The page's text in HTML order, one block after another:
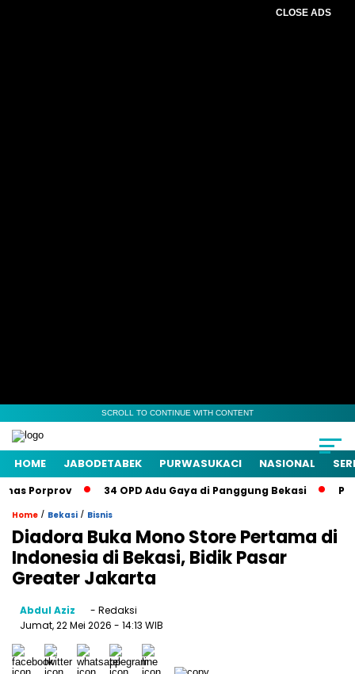
CLOSE ADS
SCROLL TO CONTINUE WITH CONTENT
HOME JABODETABEK PURWASUKACI NASIONAL
Porprov 34 OPD Adu Gaya di Panggung Bekasi
Home / Bekasi / Bisnis
Diadora Buka Mono Store Pertama di
Indonesia di Bekasi, Bidik Pasar
Greater Jakarta
Abdul Aziz
- Redaksi
Jumat, 22 Mei 2026 - 14:13 WIB